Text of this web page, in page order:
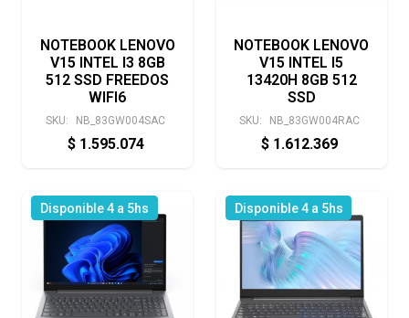
NOTEBOOK LENOVO
V15 INTEL I3 8GB
512 SSD FREEDOS
WIFI6
SKU: NB_83GW004SAC
$ 1.595.074
NOTEBOOK LENOVO
V15 INTEL I5
13420H 8GB 512
SSD
SKU: NB_83GW004RAC
$ 1.612.369
Disponible 4 a 5hs Disponible 4 a 5hs